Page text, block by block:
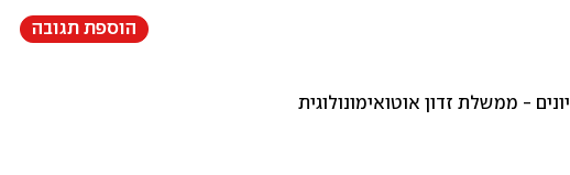
הוספת תגובה
- ממשלת זדון אוטואימונולוגית